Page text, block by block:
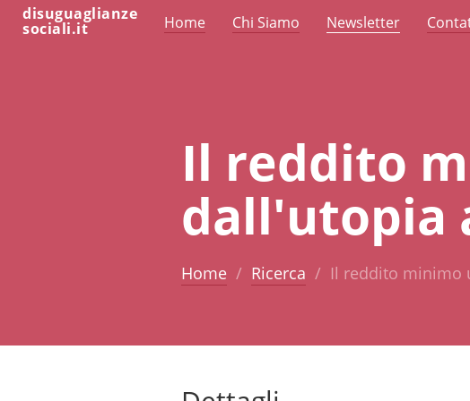
disuguaglianze
sociali.it Home Chi Siamo Newsletter
Il reddito
dall'utopia
Home Ricerca Il reddito minimo